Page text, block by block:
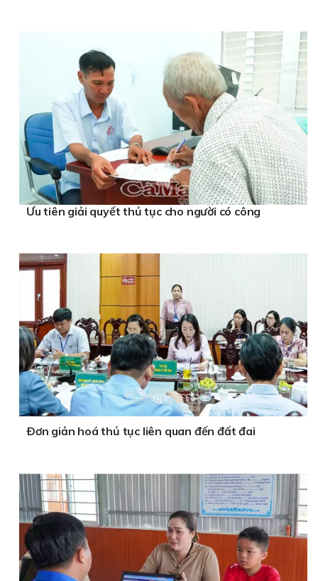
Ưu tiên giải quyết thủ tục cho người có công
Ðơn giản hoá thủ tục liên quan đến đất đai